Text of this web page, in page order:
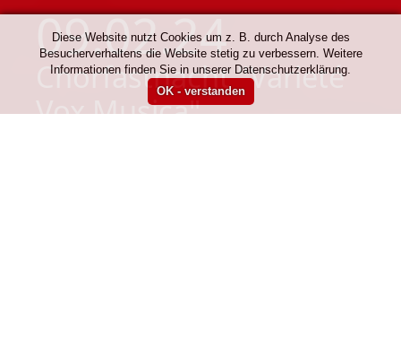
09.02.24
Chorfastnacht "Varieté
Vox Musica"
Diese Website nutzt Cookies um z. B. durch Analyse des
Besucherverhaltens die Website stetig zu verbessern. Weitere
Informationen finden Sie in unserer Datenschutzerklärung.